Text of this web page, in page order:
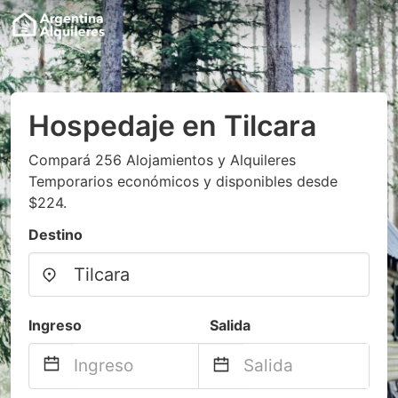
Hospedaje en Tilcara
Compará 256 Alojamientos y Alquileres
Temporarios económicos y disponibles desde
$224.
Destino
Ingreso Salida